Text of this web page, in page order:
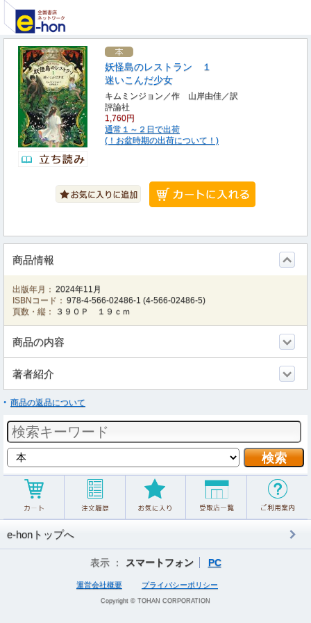
妖怪島のレストラン １
迷いこんだ少女
キムミンジョン／作 山岸由佳／訳
評論社
1,760円
通常１～２日で出荷
(！お盆時期の出荷について！)
商品情報
出版年月： 2024年11月
ISBNコード： 978-4-566-02486-1 (4-566-02486-5)
頁数・縦：
３９０Ｐ １９ｃｍ
商品の内容
著者紹介
商品の返品について
e-honトップへ
表示 ： スマートフォン PC
運営会社概要 プライバシーポリシー
Copyright © TOHAN CORPORATION